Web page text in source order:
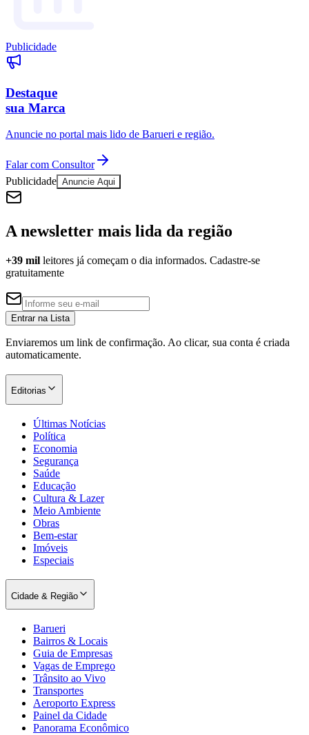
Corinthians
Palmeiras
Publicidade
Destaque
sua Marca
Anuncie no portal mais lido de Barueri e região.
Falar com Consultor
Publicidade Anuncie Aqui
A newsletter mais lida da região
+39 mil leitores já começam o dia informados. Cadastre-se
gratuitamente
Entrar na Lista
Enviaremos um link de confirmação. Ao clicar, sua conta é criada
automaticamente.
Editorias
Últimas Notícias
Política
Economia
Segurança
Saúde
Educação
Cultura & Lazer
Meio Ambiente
Obras
Bem-estar
Imóveis
Especiais
Cidade & Região
Barueri
Bairros & Locais
Guia de Empresas
Vagas de Emprego
Trânsito ao Vivo
Transportes
Aeroporto Express
Painel da Cidade
Panorama Econômico